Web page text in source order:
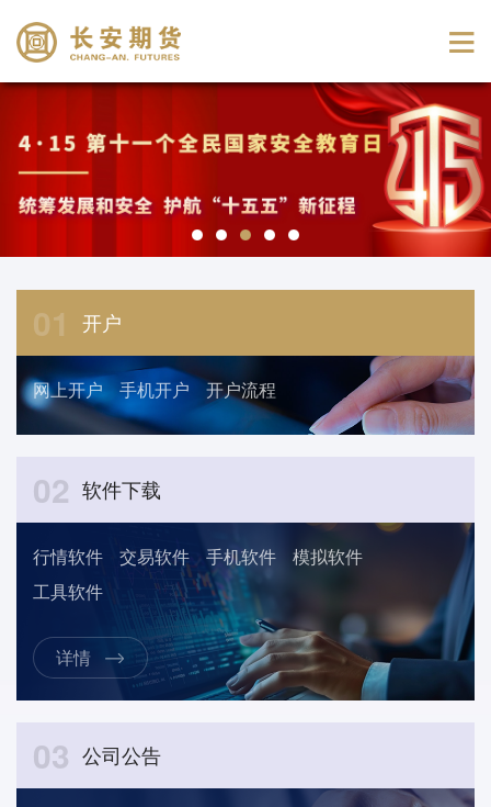
01 开户
网上开户 手机开户 开户流程
02 软件下载
行情软件 交易软件 手机软件
模拟软件
工具软件
详情
03 公司公告